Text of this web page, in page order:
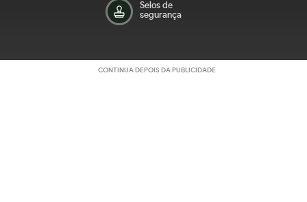
Selos de
segurança
CONTINUA DEPOIS DA PUBLICIDADE